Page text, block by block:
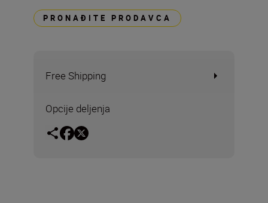
PRONAĐITE PRODAVCA
Free Shipping
Opcije deljenja